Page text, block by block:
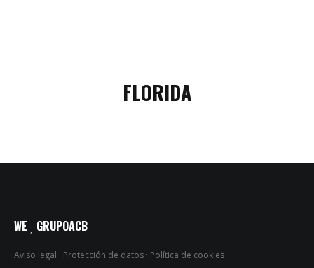
FLORIDA
WE GRUPOACB
Aviso legal · Protección de datos · Política de cookies